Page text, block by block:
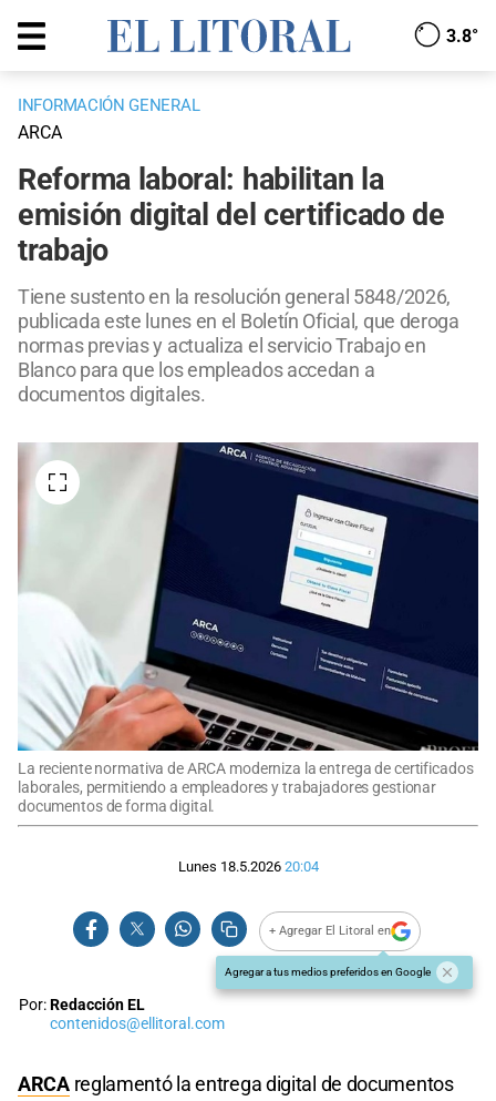
3.8°
INFORMACIÓN GENERAL
ARCA
Reforma laboral: habilitan la
emisión digital del certificado de
trabajo
Tiene sustento en la resolución general 5848/2026,
publicada este lunes en el Boletín Oficial, que deroga
normas previas y actualiza el servicio Trabajo en
Blanco para que los empleados accedan a
documentos digitales.
La reciente normativa de ARCA moderniza la entrega de certificados
laborales, permitiendo a empleadores y trabajadores gestionar
documentos de forma digital.
Lunes 18.5.2026 20:04
+ Agregar El Litoral en
Agregar a tus medios preferidos en Google
Por:Redacción EL
contenidos@ellitoral.com
ARCAreglamentó la entrega digital de documentos